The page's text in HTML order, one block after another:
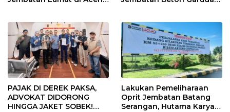
PAJAK DI DEREK PAKSA,
ADVOKAT DIDORONG
HINGGA JAKET SOBEK!
Lakukan Pemeliharaan
Oprit Jembatan Batang
Serangan, Hutama Karya